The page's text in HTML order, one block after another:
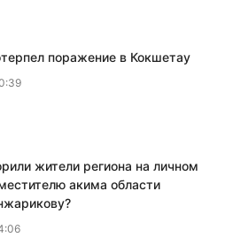
поражение в Кокшетау
жители региона на личном
акима области